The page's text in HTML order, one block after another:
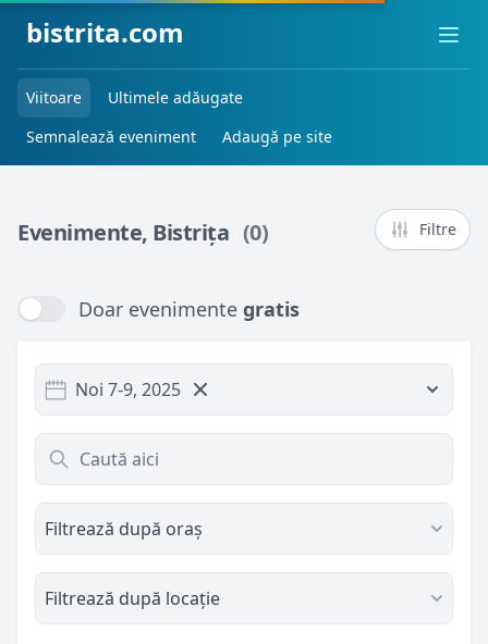
bistrita.com
Viitoare
Ultimele adăugate
Semnalează eveniment
Adaugă pe site
Evenimente, Bistrița (0) Filtre
Doar evenimentegratis
Doar evenimente gratis
Noi 7-9, 2025
Filtrează după oraș
Filtrează după locație